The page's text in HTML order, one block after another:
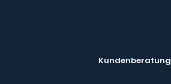
Kundenberatung